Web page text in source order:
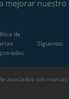
mejorar
de
Síguenos:
asociados son